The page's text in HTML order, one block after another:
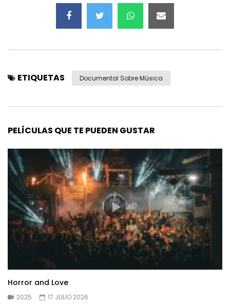
ETIQUETAS Documental Sobre Música
PELÍCULAS QUE TE PUEDEN GUSTAR
Horror and Love
2025 17 JULIO 2026